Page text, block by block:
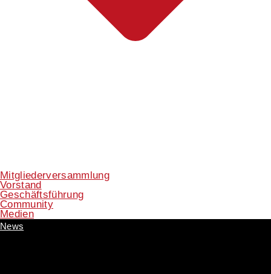
Mitgliederversammlung
Vorstand
Geschäftsführung
Community
Medien
News